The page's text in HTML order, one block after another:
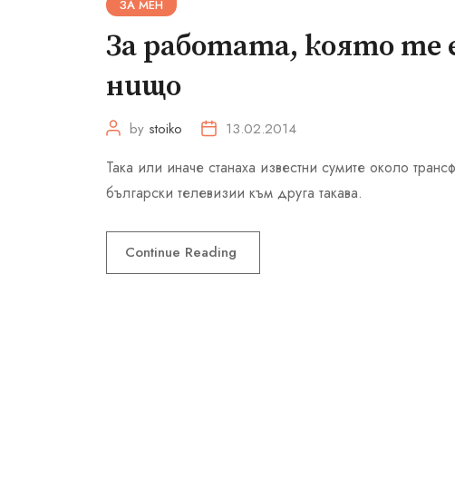
ЗА МЕН
За работата, която те
нищо
by stoiko 13.02.2014
Така или иначе станаха известни сумите около
български телевизии към друга такава.
Continue Reading